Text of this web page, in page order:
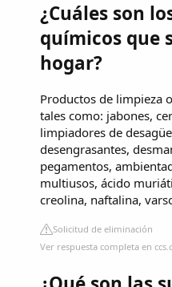
¿Cuáles son
químicos que
hogar?
Productos de limpieza
tales como: jabones,
limpiadores de
desengrasantes,
pegamentos,
multiusos, ácido
creolina, naftalina,
Solicitud de eliminación
Ver respuesta completa en